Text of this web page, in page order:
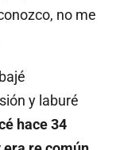
no me
y laburé
hace 34